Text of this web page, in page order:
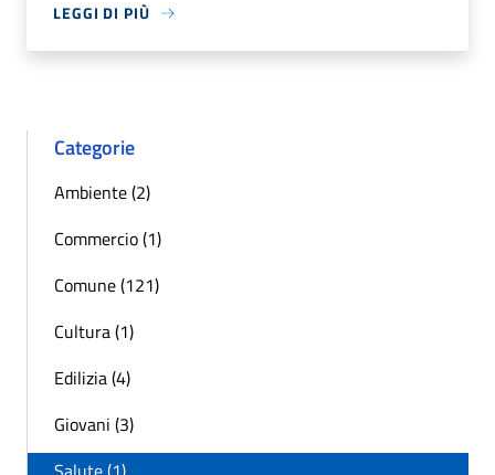
LEGGI DI PIÙ
Categorie
Ambiente (2)
Commercio (1)
Comune (121)
Cultura (1)
Edilizia (4)
Giovani (3)